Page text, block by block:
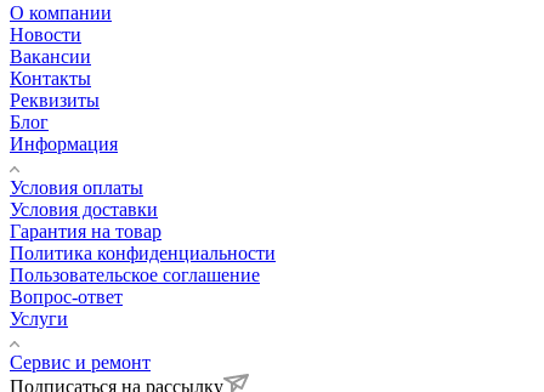
О компании
Новости
Вакансии
Контакты
Реквизиты
Блог
Информация
Условия оплаты
Условия доставки
Гарантия на товар
Политика конфиденциальности
Пользовательское соглашение
Вопрос-ответ
Услуги
Сервис и ремонт
Подписаться на рассылку